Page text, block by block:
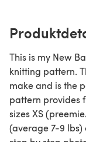
This is my New
knitting pattern.
make and is the
pattern provides
sizes XS
(average 7-9 lbs)